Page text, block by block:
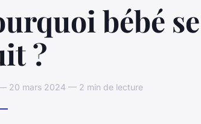
bébé
?
20 mars 2024 — 2 min de lecture